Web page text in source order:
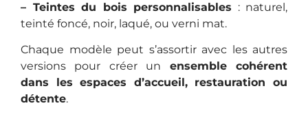
– Teintes du bois personnalisables : naturel,
teinté foncé, noir, laqué, ou verni mat.
Chaque modèle peut s’assortir avec les autres
versions pour créer un ensemble cohérent
dans les espaces d’accueil, restauration ou
détente.